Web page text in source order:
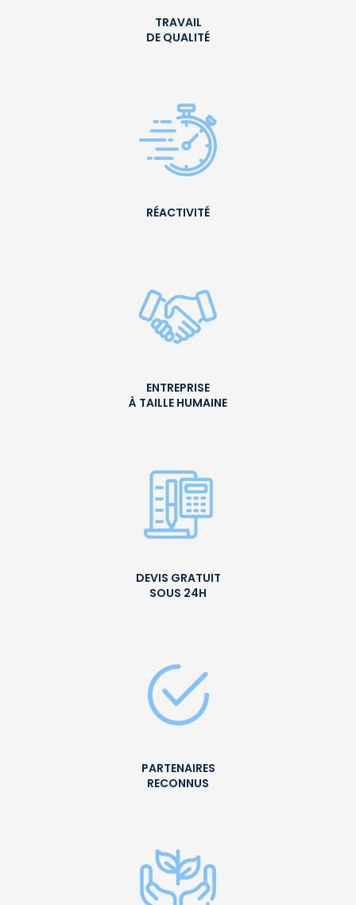
TRAVAIL
DE QUALITÉ
RÉACTIVITÉ
ENTREPRISE
À TAILLE HUMAINE
DEVIS GRATUIT
SOUS 24H
PARTENAIRES
RECONNUS